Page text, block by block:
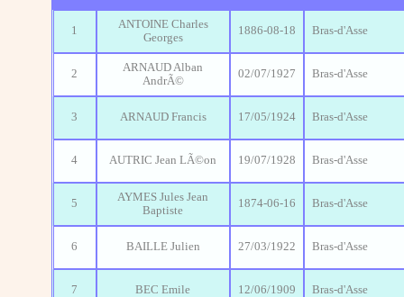
1
ANTOINE Charles
Georges
1886-08-18 Bras-d'Asse
2
ARNAUD Alban
AndrÃ©
02/07/1927 Bras-d'Asse
3 ARNAUD Francis 17/05/1924 Bras-d'Asse
4 AUTRIC Jean LÃ©on 19/07/1928 Bras-d'Asse
5
AYMES Jules Jean
Baptiste
1874-06-16 Bras-d'Asse
6 BAILLE Julien 27/03/1922 Bras-d'Asse
7 BEC Emile 12/06/1909 Bras-d'Asse